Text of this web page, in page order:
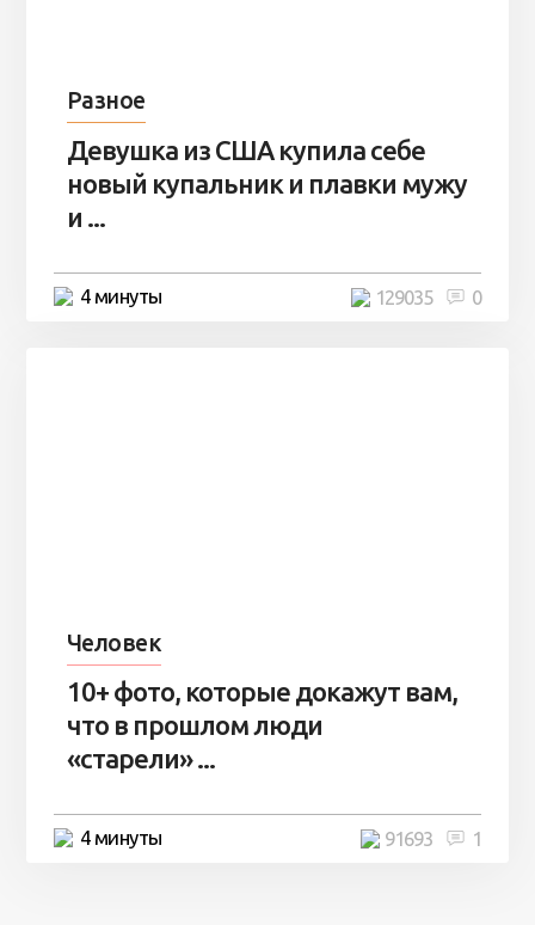
Разное
Девушка из США купила себе
новый купальник и плавки мужу
и ...
4 минуты 0
129035
Человек
10+ фото, которые докажут вам,
что в прошлом люди
«старели» ...
4 минуты 1
91693